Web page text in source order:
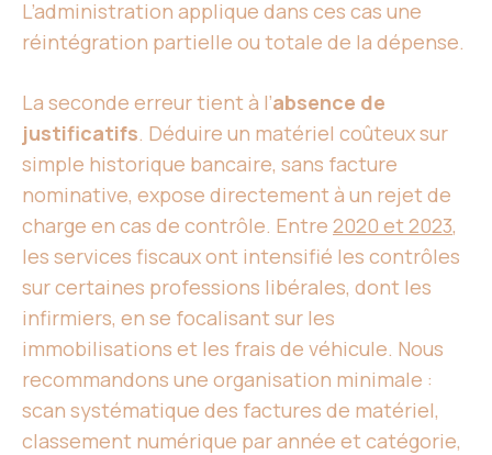
L’administration applique dans ces cas une
réintégration partielle ou totale de la dépense.
La seconde erreur tient à l’absence de
justificatifs. Déduire un matériel coûteux sur
simple historique bancaire, sans facture
nominative, expose directement à un rejet de
charge en cas de contrôle. Entre 2020 et 2023,
les services fiscaux ont intensifié les contrôles
sur certaines professions libérales, dont les
infirmiers, en se focalisant sur les
immobilisations et les frais de véhicule. Nous
recommandons une organisation minimale :
scan systématique des factures de matériel,
classement numérique par année et catégorie,